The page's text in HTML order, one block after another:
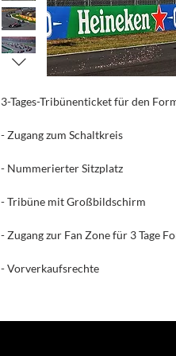
3-Tages-Tribünenticket für den
- Zugang zum Schaltkreis
- Nummerierter Sitzplatz
- Tribüne mit Großbildschirm
- Zugang zur Fan Zone für 3 Tage
- Vorverkaufsrechte